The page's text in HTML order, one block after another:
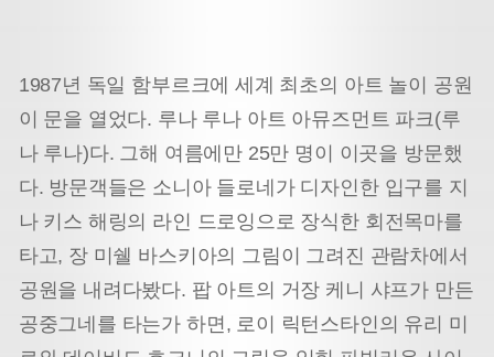
1987년 독일 함부르크에 세계 최초의 아트 놀이 공원
이 문을 열었다. 루나 루나 아트 아뮤즈먼트 파크(루
나 루나)다. 그해 여름에만 25만 명이 이곳을 방문했
다. 방문객들은 소니아 들로네가 디자인한 입구를 지
나 키스 해링의 라인 드로잉으로 장식한 회전목마를
타고, 장 미쉘 바스키아의 그림이 그려진 관람차에서
공원을 내려다봤다. 팝 아트의 거장 케니 샤프가 만든
공중그네를 타는가 하면, 로이 릭턴스타인의 유리 미